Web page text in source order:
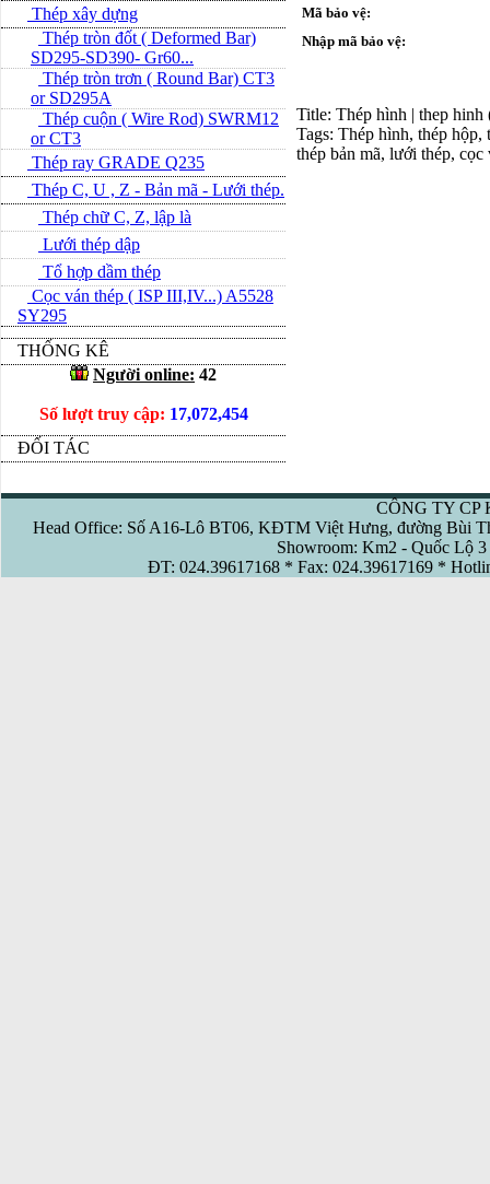
Thép xây dựng
Thép tròn đốt ( Deformed Bar)
SD295-SD390- Gr60...
Thép tròn trơn ( Round Bar) CT3
or SD295A
Thép cuộn ( Wire Rod) SWRM12
or CT3
Thép ray GRADE Q235
Thép C, U , Z - Bản mã - L­ưới thép.
Thép chữ C, Z, lập là
Lưới thép dập
Tổ hợp dầm thép
Cọc ván thép ( ISP III,IV...) A5528
SY295
THỐNG KÊ
Người online: 42
Số lượt truy cập: 17,072,454
ĐỐI TÁC
Mã bảo vệ:
Nhập mã bảo vệ:
Title: Thép hình | thep
Tags: Thép hình, thép hộp,
thép bản mã, lưới thép, cọc
CÔNG TY CP
Head Office: Số A16-Lô BT06, KĐTM Việt Hưng, đường Bùi
Showroom: Km2 - Quốc Lộ
ĐT: 024.39617168 * Fax: 024.39617169 *